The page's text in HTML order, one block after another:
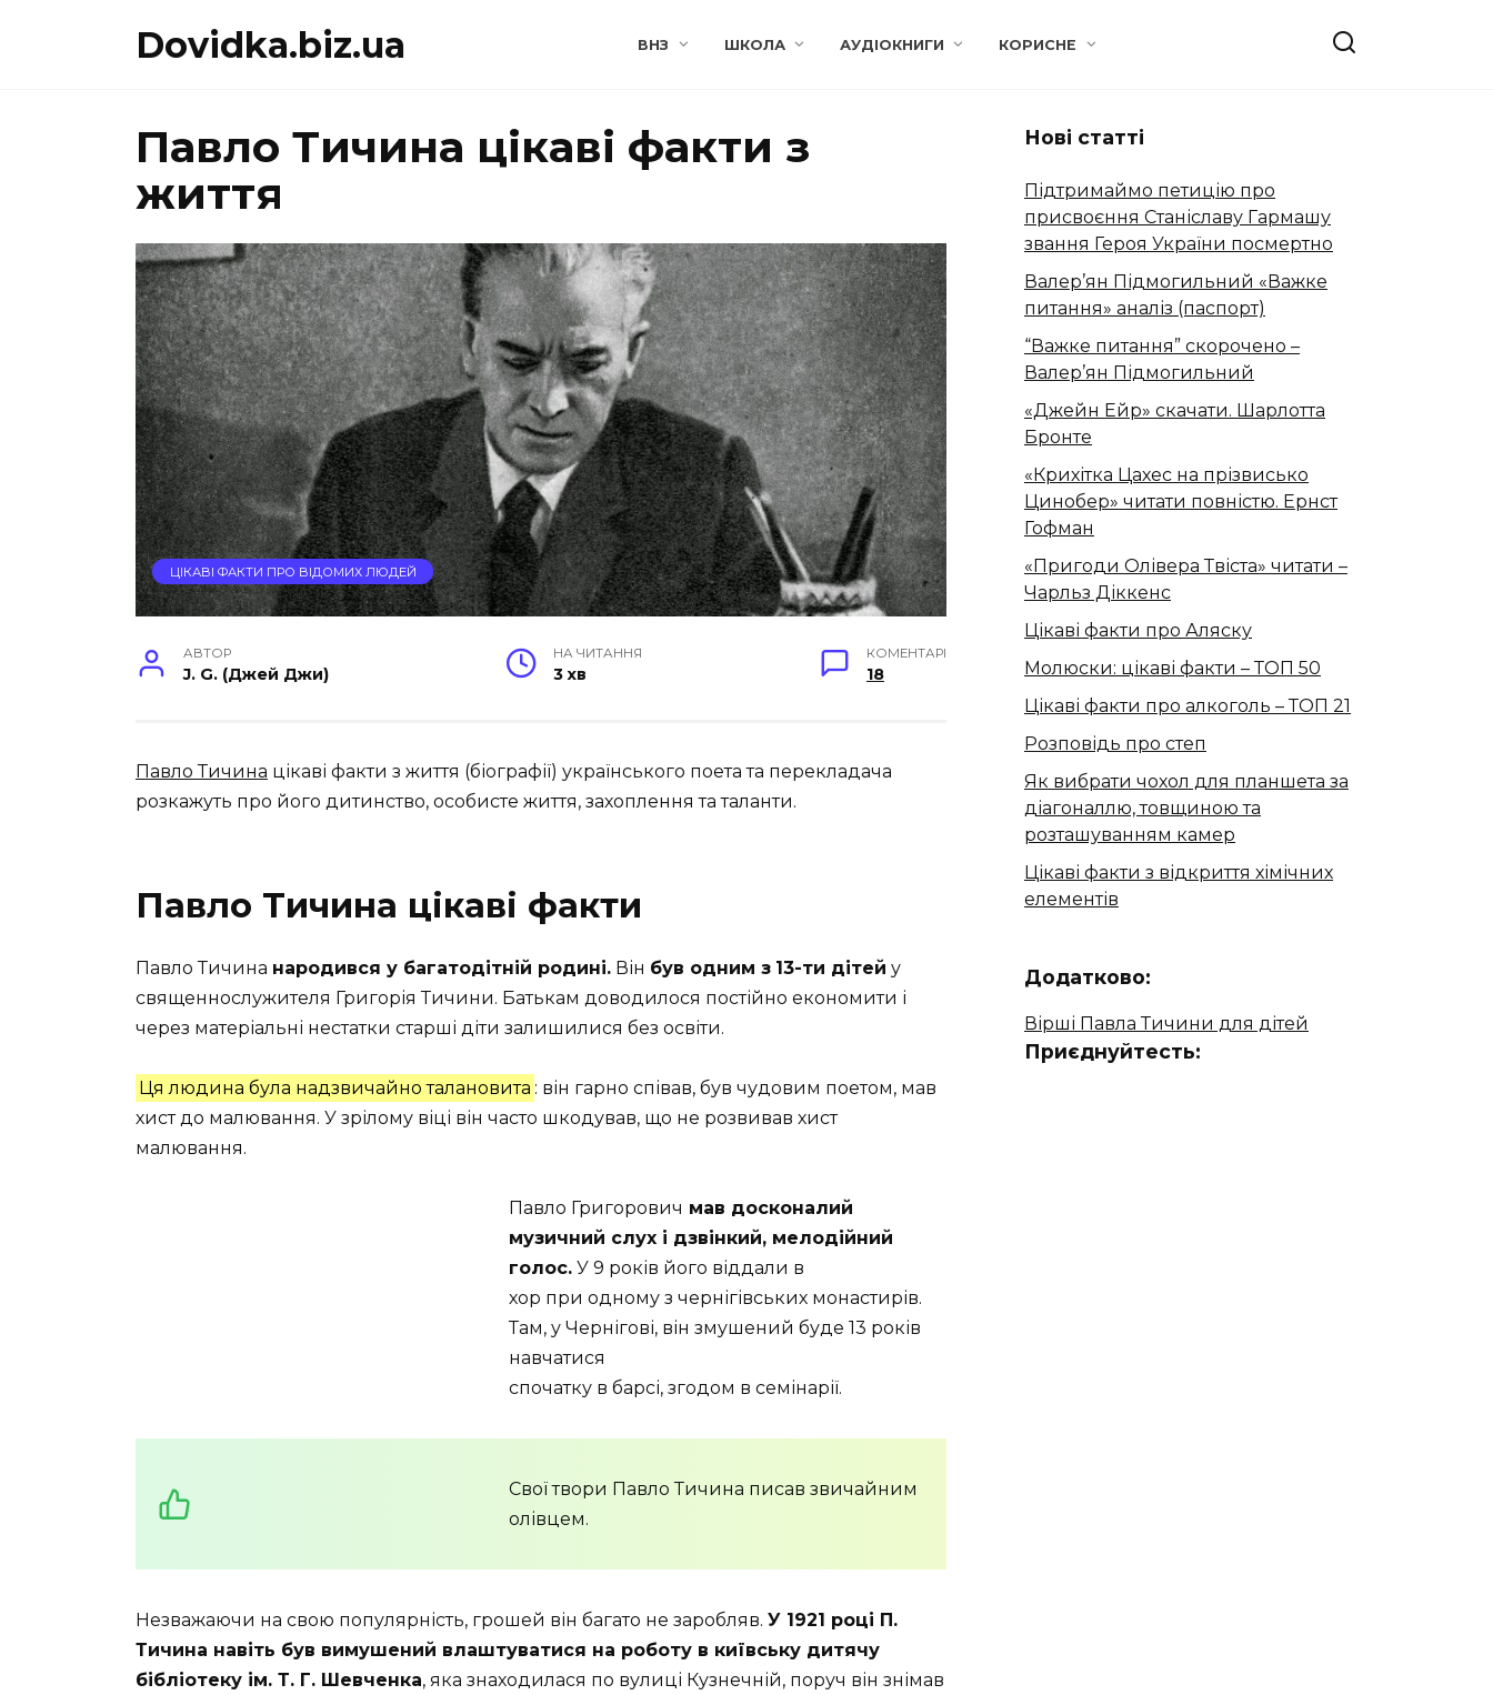
Dovidka.biz.ua ВНЗ ШКОЛА АУДІОКНИГИ КОРИСНЕ
Павло Тичина цікаві факти з
життя
ЦІКАВІ ФАКТИ ПРО ВІДОМИХ ЛЮДЕЙ
АВТОР
J. G. (Джей Джи)
НА ЧИТАННЯ
3 хв
КОМЕНТАРІ
18
Павло Тичина цікаві факти з життя (біографії) українського поета та перекладача
розкажуть про його дитинство, особисте життя, захоплення та таланти.
Павло Тичина цікаві факти
Павло Тичина народився у багатодітній родині. Він був одним з 13-ти дітей у
священнослужителя Григорія Тичини. Батькам доводилося постійно економити і
через матеріальні нестатки старші діти залишилися без освіти.
Ця людина була надзвичайно талановита : він гарно співав, був чудовим поетом, мав
хист до малювання. У зрілому віці він часто шкодував, що не розвивав хист
малювання.
Павло Григорович мав досконалий
музичний слух і дзвінкий, мелодійний
голос. У 9 років його віддали в
хор при одному з чернігівських монастирів.
Там, у Чернігові, він змушений буде 13 років
навчатися
спочатку в барсі, згодом в семінарії.
Свої твори Павло Тичина писав звичайним
олівцем.
Незважаючи на свою популярність, грошей він багато не заробляв. У 1921 році П.
Тичина навіть був вимушений влаштуватися на роботу в київську дитячу
бібліотеку ім. Т. Г. Шевченка, яка знаходилася по вулиці Кузнечній, поруч він знімав
Нові статті
Підтримаймо петицію про
присвоєння Станіславу Гармашу
звання Героя України посмертно
Валер’ян Підмогильний «Важке
питання» аналіз (паспорт)
“Важке питання” скорочено –
Валер’ян Підмогильний
«Джейн Ейр» скачати. Шарлотта
Бронте
«Крихітка Цахес на прізвисько
Цинобер» читати повністю. Ернст
Гофман
«Пригоди Олівера Твіста» читати –
Чарльз Діккенс
Цікаві факти про Аляску
Молюски: цікаві факти – ТОП 50
Цікаві факти про алкоголь – ТОП 21
Розповідь про степ
Як вибрати чохол для планшета за
діагоналлю, товщиною та
розташуванням камер
Цікаві факти з відкриття хімічних
елементів
Додатково:
Вірші Павла Тичини для дітей
Приєднуйтесть: